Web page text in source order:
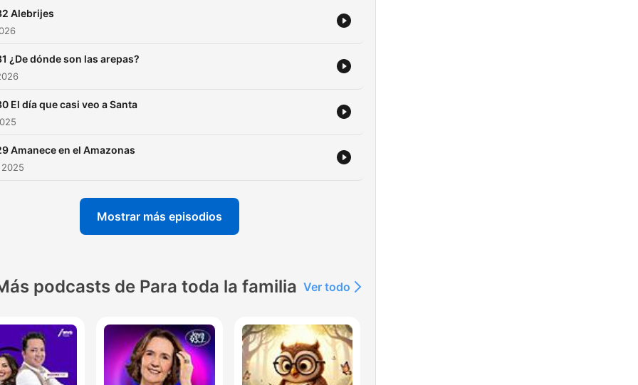
Alebrijes
¿De dónde son las arepas?
El día que casi veo a Santa
Amanece en el Amazonas
Mostrar más episodios
podcasts de Para toda la familia Ver todo